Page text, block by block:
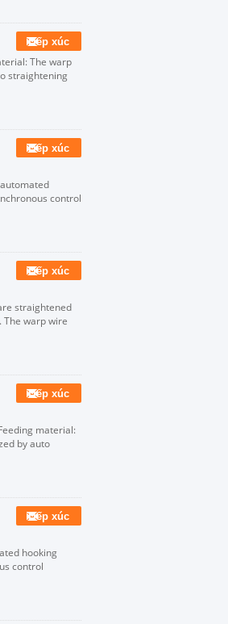
Tiếp xúc
The warp
straightening
Tiếp xúc
control
Tiếp xúc
straightened
warp wire
Tiếp xúc
material:
by auto
Tiếp xúc
hooking
control